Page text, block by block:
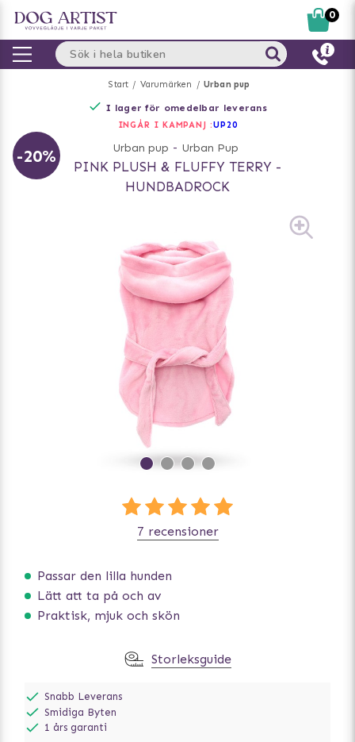
Start Varumärken Urban pup
I lager för omedelbar leverans
INGÅR I KAMPANJ :UP20
-20% Urban pup - Urban Pup
PINK PLUSH & FLUFFY TERRY -
HUNDBADROCK
Passar den lilla hunden
Lätt att ta på och av
Praktisk, mjuk och skön
7 recensioner
Storleksguide
Snabb Leverans
Smidiga Byten
1 års garanti
0